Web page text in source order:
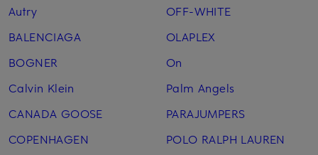
Autry
BALENCIAGA
BOGNER
Calvin Klein
CANADA GOOSE
COPENHAGEN
OFF-WHITE
OLAPLEX
On
Palm Angels
PARAJUMPERS
POLO RALPH LAUREN